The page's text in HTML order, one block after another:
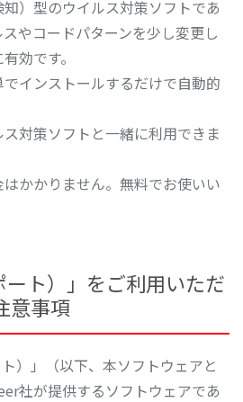
知）型のウイルス対策ソフトであ
やコードパターンを少し変更し
効です。
インストールするだけで自動的
対策ソフトと一緒に利用できま
かかりません。無料でお使いい
ート）」をご利用いただ
意事項
）」（以下、本ソフトウェアと
社が提供するソフトウェアであ